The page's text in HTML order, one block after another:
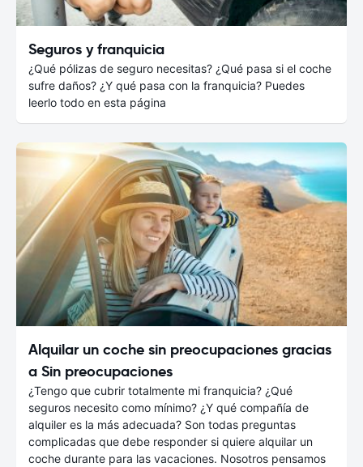
Seguros y franquicia
¿Qué pólizas de seguro necesitas? ¿Qué pasa si el coche
sufre daños? ¿Y qué pasa con la franquicia? Puedes
leerlo todo en esta página
Alquilar un coche sin preocupaciones gracias
a Sin preocupaciones
¿Tengo que cubrir totalmente mi franquicia? ¿Qué
seguros necesito como mínimo? ¿Y qué compañía de
alquiler es la más adecuada? Son todas preguntas
complicadas que debe responder si quiere alquilar un
coche durante para las vacaciones. Nosotros pensamos